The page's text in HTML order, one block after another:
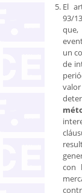
El
93/
un
de
con